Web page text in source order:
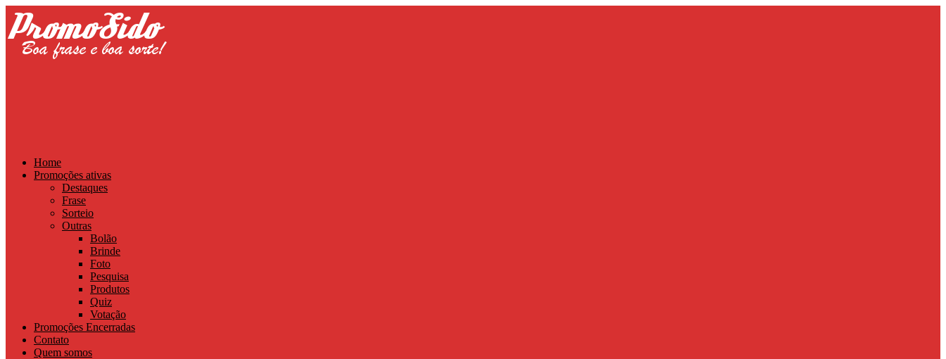
Home
Promoções ativas
Destaques
Frase
Sorteio
Outras
Bolão
Brinde
Foto
Pesquisa
Produtos
Quiz
Votação
Promoções Encerradas
Contato
Quem somos